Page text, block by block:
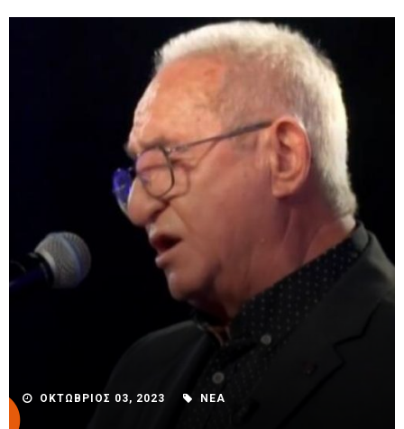
ΟΚΤΩΒΡΙΟΣ 03, 2023 ΝΕΑ